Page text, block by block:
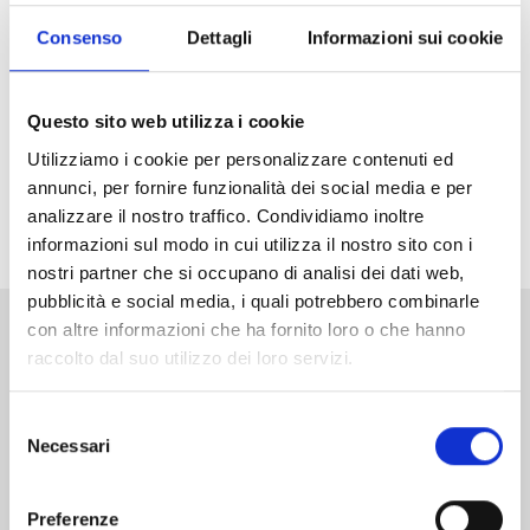
Consenso Dettagli Informazioni sui cookie
Questo sito web utilizza i cookie
Utilizziamo i cookie per personalizzare contenuti ed
annunci, per fornire funzionalità dei social media e per
analizzare il nostro traffico. Condividiamo inoltre
informazioni sul modo in cui utilizza il nostro sito con i
nostri partner che si occupano di analisi dei dati web,
pubblicità e social media, i quali potrebbero combinarle
con altre informazioni che ha fornito loro o che hanno
raccolto dal suo utilizzo dei loro servizi.
delNecessari
Preferenze
Azione e mistero vi aspettano nella serie che ha visto
e dello studio coreano YLAB, scritta dal geniale Inwan
Youn e magistralmente disegnata da Boichi (Dr.Stone
Il primo volume si vestirà con una fantastica variant
cover!
Altri volumi della serie